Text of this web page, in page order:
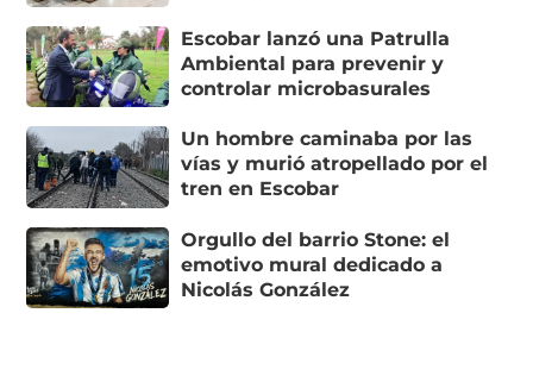
Escobar lanzó una Patrulla
Ambiental para prevenir y
controlar microbasurales
Un hombre caminaba por las
vías y murió atropellado por el
tren en Escobar
Orgullo del barrio Stone: el
emotivo mural dedicado a
Nicolás González